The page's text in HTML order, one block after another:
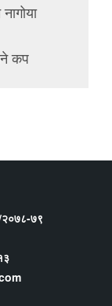
कप
/२०७८-७९